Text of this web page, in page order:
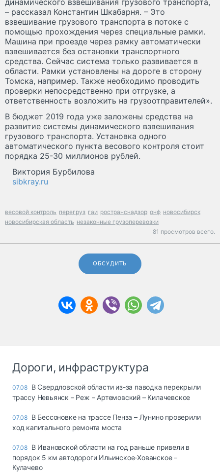
– рассказал Константин Шкабарня. – Это
взвешивание грузового транспорта в потоке с
помощью прохождения через специальные рамки.
Машина при проезде через рамку автоматически
взвешивается без остановки транспортного
средства. Сейчас система только развивается в
области. Рамки установлены на дороге в сторону
Томска, например. Также необходимо проводить
проверки непосредственно при отгрузке, а
ответственность возложить на грузоотправителей».
В бюджет 2019 года уже заложены средства на
развитие системы динамического взвешивания
грузового транспорта. Установка одного
автоматического пункта весового контроля стоит
порядка 25-30 миллионов рублей.
Виктория Бурбилова
sibkray.ru
весовой контроль перегруз гаи ространснадзор онф новосибирск
новосибирская область незаконные грузоперевозки
81 просмотров всего.
ОБСУДИТЬ
Дороги, инфраструктура
07.08 В Свердловской области из-за паводка перекрыли
трассу Невьянск – Реж – Артемовский – Килачевское
07.08 В Бессоновке на трассе Пенза – Лунино проверили
ход капитального ремонта моста
07.08 В Ивановской области на год раньше привели в
порядок 5 км автодороги Ильинское-Хованское –
Кулачево